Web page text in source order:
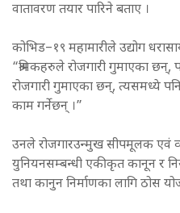
वातावरण तयार पारिने बताए ।
कोभिड–१९ महामारीले उद्योग
“श्रमिकहरुले रोजगारी गुमाएका
रोजगारी गुमाएका छन्, त्यसमध्ये
काम गर्नेछन् ।”
उनले रोजगारउन्मुख सीपमूलक एवं
युनियनसम्बन्धी एकीकृत कानून र
तथा कानुन निर्माणका लागि ठोस